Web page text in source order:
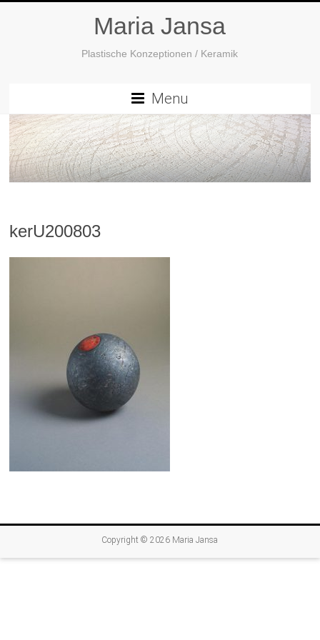
Maria Jansa
Plastische Konzeptionen / Keramik
Menu
kerU200803
Copyright © 2026 Maria Jansa